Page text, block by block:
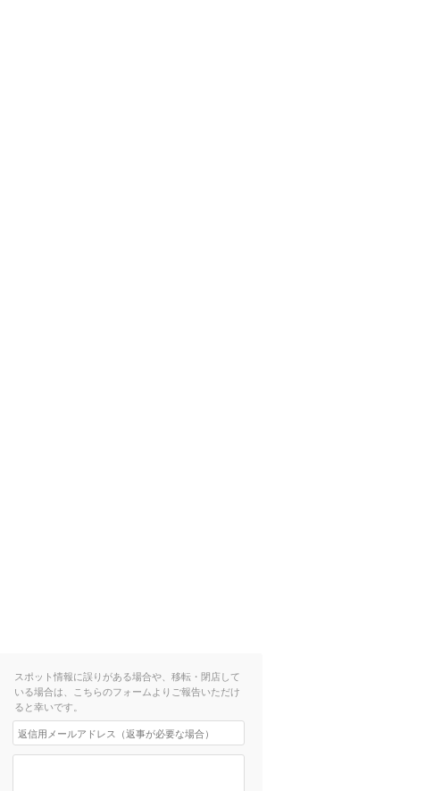
スポット情報に誤りがある場合や、移転・閉店して
いる場合は、こちらのフォームよりご報告いただけ
ると幸いです。